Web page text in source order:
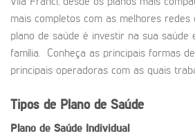
mais completos com as melhores redes
plano de saúde é investir na sua saúde
família. Conheça as principais formas
principais operadoras com as quais
Tipos de Plano de Saúde
Plano de Saúde Individual